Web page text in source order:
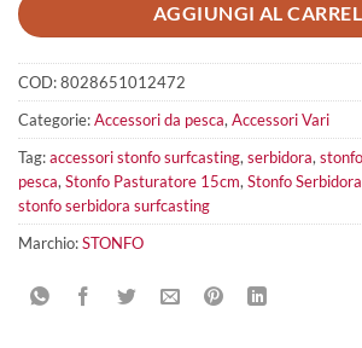
AGGIUNGI AL
COD:8028651012472
Categorie:Accessori da pesca, Accessori Vari
Tag:accessori stonfo surfcasting, serbidora, stonfo
pesca, Stonfo Pasturatore 15cm, Stonfo Serbidora
stonfo serbidora surfcasting
Marchio:STONFO